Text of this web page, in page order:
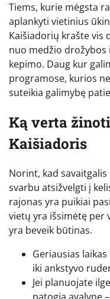
Tiems, kurie mėgsta
aplankyti vietinius
Kaišiadorių krašte vis
nuo medžio
kepimo. Daug kur
programose, kurios
suteikia galimybę
Ką verta
Kaišiadoris
Norint, kad
svarbu atsižvelgti į
rajonas yra puikiai
vietų yra išsimėtę per
yra beveik būtinas.
Geriausias
iki ankstyvo
Jei planuojate